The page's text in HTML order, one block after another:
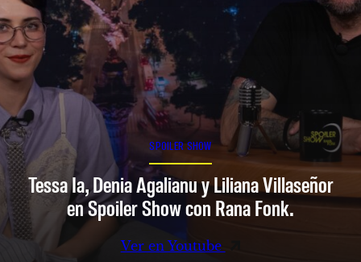
SPOILER SHOW
Tessa Ia, Denia Agalianu y Liliana Villaseñor
en Spoiler Show con Rana Fonk.
Ver en Youtube